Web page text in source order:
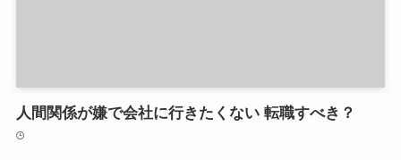
人間関係が嫌で会社に行きたくない 転職すべき？